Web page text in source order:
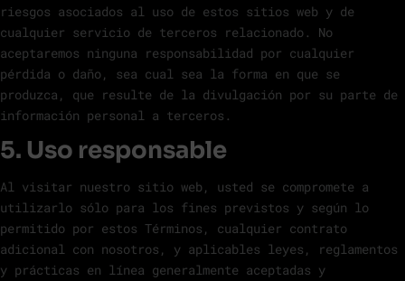
riesgos asociados al uso de estos sitios web y de
cualquier servicio de terceros relacionado. No
aceptaremos ninguna responsabilidad por cualquier
pérdida o daño, sea cual sea la forma en que se
produzca, que resulte de la divulgación por su parte de
información personal a terceros.
5. Uso responsable
Al visitar nuestro sitio web, usted se compromete a
utilizarlo sólo para los fines previstos y según lo
permitido por estos Términos, cualquier contrato
adicional con nosotros, y aplicables leyes, reglamentos
y prácticas en línea generalmente aceptadas y